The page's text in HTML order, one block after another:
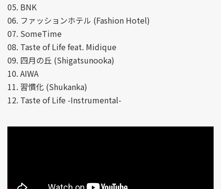
05. BNK
06. ファッションホテル (Fashion Hotel)
07. SomeTime
08. Taste of Life feat. Midique
09. 四月の丘 (Shigatsunooka)
10. AIWA
11. 習慣化 (Shukanka)
12. Taste of Life -Instrumental-